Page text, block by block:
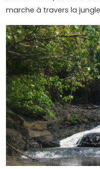
marche à travers la